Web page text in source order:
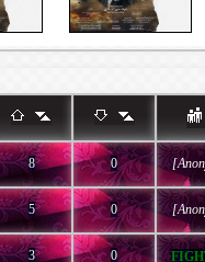
8 0
5 0
3 0